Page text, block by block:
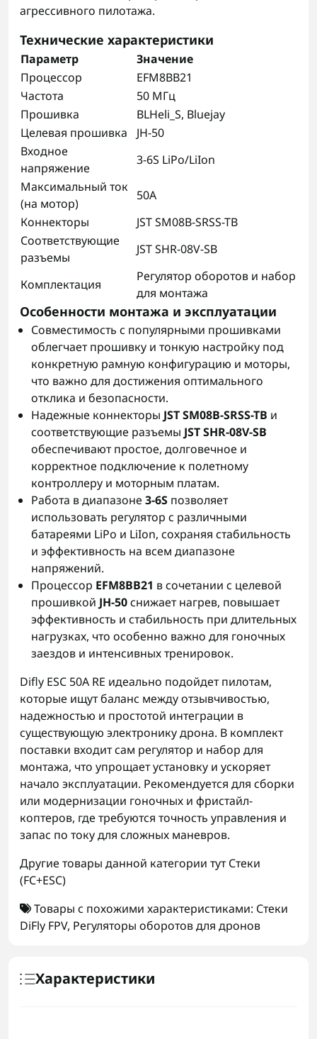
агрессивного пилотажа.
Технические характеристики
Параметр
Значение
Процессор
EFM8BB21
Частота
50 МГц
Прошивка
BLHeli_S, Bluejay
Целевая прошивка
JH-50
Входное
напряжение
3-6S LiPo/LiIon
Максимальный ток
(на мотор)
50А
Коннекторы
JST SM08B-SRSS-TB
Соответствующие
разъемы
JST SHR-08V-SB
Комплектация
Регулятор оборотов и набор
для монтажа
Особенности монтажа и эксплуатации
Совместимость с популярными прошивками
облегчает прошивку и тонкую настройку под
конкретную рамную конфигурацию и моторы,
что важно для достижения оптимального
отклика и безопасности.
Надежные коннекторы JST SM08B-SRSS-TB и
соответствующие разъемы JST SHR-08V-SB
обеспечивают простое, долговечное и
корректное подключение к полетному
контроллеру и моторным платам.
Работа в диапазоне 3-6S позволяет
использовать регулятор с различными
батареями LiPo и LiIon, сохраняя стабильность
и эффективность на всем диапазоне
напряжений.
Процессор EFM8BB21 в сочетании с целевой
прошивкой JH-50снижает нагрев, повышает
эффективность и стабильность при длительных
нагрузках, что особенно важно для гоночных
заездов и интенсивных тренировок.
Difly ESC 50A RE идеально подойдет пилотам,
которые ищут баланс между отзывчивостью,
надежностью и простотой интеграции в
существующую электронику дрона. В комплект
поставки входит сам регулятор и набор для
монтажа, что упрощает установку и ускоряет
начало эксплуатации. Рекомендуется для сборки
или модернизации гоночных и фристайл-
коптеров, где требуются точность управления и
запас по току для сложных маневров.
Другие товары данной категории тутСтеки
(FC+ESC)
Товары с похожими характеристиками: Стеки
DiFly FPV, Регуляторы оборотов для дронов
Характеристики